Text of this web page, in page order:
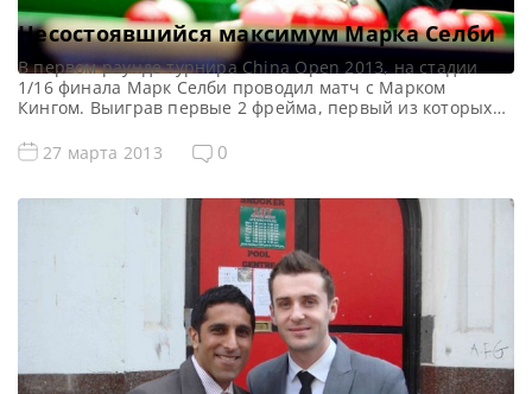
Несостоявшийся максимум Марка Селби
В первом раунде турнира China Open 2013, на стадии
1/16 финала Марк Селби проводил матч с Марком
Кингом. Выиграв первые 2 фрейма, первый из которых
фрейм с не менее впечатляющей серией в 82 очка. В 3
фрейме Марк Кинг сделал начальный удар, перспективы
27 марта 2013 0